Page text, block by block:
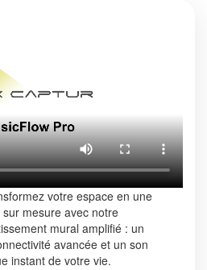
votre espace en une
mesure avec notre
mural amplifié : un
avancée et un son
instant de votre vie.